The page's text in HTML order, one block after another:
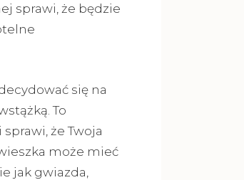
sprawi, że będzie
się na
To
że Twoja
może mieć
jak gwiazda,